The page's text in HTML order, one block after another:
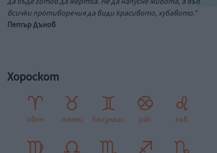
всички противоречия да види красивото, хубавото."
Петър Дънов
Хороскот
овен телец близнаци рак лъв